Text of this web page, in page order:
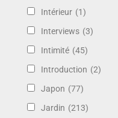
Intérieur (1)
Interviews (3)
Intimité (45)
Introduction (2)
Japon (77)
Jardin (213)